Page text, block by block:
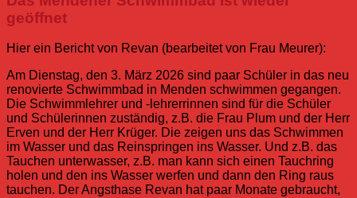
geöffnet
Hier ein Bericht von Revan (bearbeitet von Frau Meurer):
Am Dienstag, den 3. März 2026 sind paar Schüler in das neu
renovierte Schwimmbad in Menden schwimmen gegangen.
Die Schwimmlehrer und -lehrerrinnen sind für die Schüler
und Schülerinnen zuständig, z.B. die Frau Plum und der Herr
Erven und der Herr Krüger. Die zeigen uns das Schwimmen
im Wasser und das Reinspringen ins Wasser. Und z.B. das
Tauchen unterwasser, z.B. man kann sich einen Tauchring
holen und den ins Wasser werfen und dann den Ring raus
tauchen. Der Angsthase Revan hat paar Monate gebraucht,